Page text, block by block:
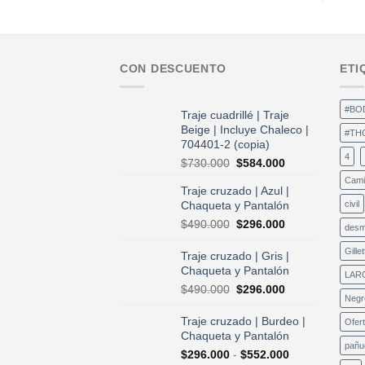
CON DESCUENTO
Traje cuadrillé | Traje
Beige | Incluye Chaleco |
704401-2 (copia)
$730.000 El
original
era:
$730.000.
$584.000El
es:
$584.000.
Traje cruzado | Azul |
Chaqueta y Pantalón
$490.000 El
original
era:
$490.000.
$296.000El
actual
es:
Traje cruzado | Gris |
Chaqueta y Pantalón
$490.000 El
original
era:
$490.000.
$296.000El
actual
es:
Traje cruzado | Burdeo |
Chaqueta y Pantalón
$296.000 - $552.000Rango
4
civil